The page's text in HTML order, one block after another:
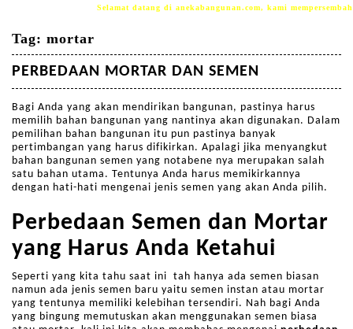
Selamat datang di anekabangunan.com, kami
Tag: mortar
PERBEDAAN MORTAR DAN SEMEN
Bagi Anda yang akan mendirikan bangunan, pastinya harus
memilih bahan bangunan yang nantinya akan digunakan. Dalam
pemilihan bahan bangunan itu pun pastinya banyak
pertimbangan yang harus difikirkan. Apalagi jika menyangkut
bahan bangunan semen yang notabene nya merupakan salah
satu bahan utama. Tentunya Anda harus memikirkannya
dengan hati-hati mengenai jenis semen yang akan Anda pilih.
Perbedaan Semen dan Mortar
yang Harus Anda Ketahui
Seperti yang kita tahu saat ini tah hanya ada semen biasan
namun ada jenis semen baru yaitu semen instan atau mortar
yang tentunya memiliki kelebihan tersendiri. Nah bagi Anda
yang bingung memutuskan akan menggunakan semen biasa